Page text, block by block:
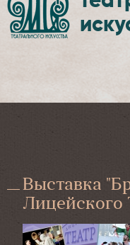
Выставка
Лицейского